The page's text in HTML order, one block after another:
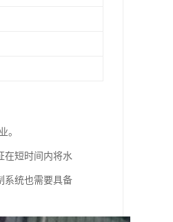
。
在短时间内将水
系统也需要具备